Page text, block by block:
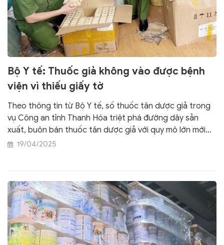
Bộ Y tế: Thuốc giả không vào được bệnh
viện vì thiếu giấy tờ
Theo thông tin từ Bộ Y tế, số thuốc tân dược giả trong
vụ Công an tỉnh Thanh Hóa triệt phá đường dây sản
xuất, buôn bán thuốc tân dược giả với quy mô lớn mới
đây, hoàn toàn không vào được hệ thống bệnh viện do
19/04/2025